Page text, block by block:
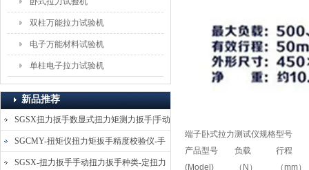
双柱万能拉力试验机
电子万能材料试验机
单柱电子拉力试验机
新品推荐
SGSX扭力扳手数显式扭力矩测力扳手|手动
定扭矩检测扳手
SGCMY-扭矩仪扭力矩扳手精度校验仪-手
动扳子扭矩校准仪
SGSX-扭力扳手手动扭力扳手种类-定扭力
端子卧式拉力测试仪规格型号
产品型号
(Model)
负载
（N）
行程
（mm）